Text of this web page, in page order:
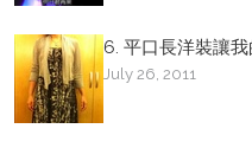
6. 平口長洋裝讓
July 26, 2011